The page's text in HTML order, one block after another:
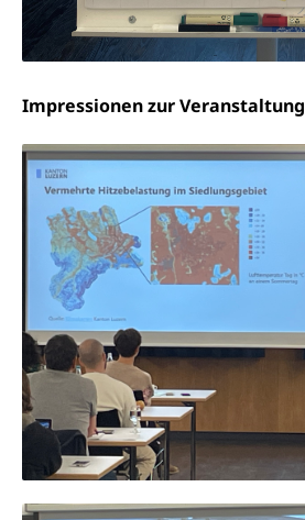
Impressionen zur Veranstaltung